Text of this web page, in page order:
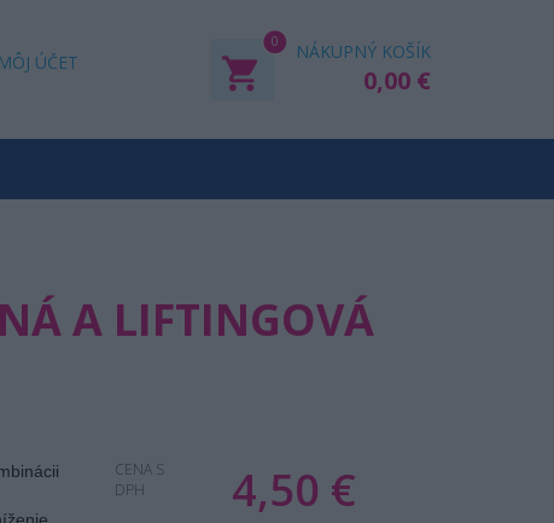
MÔJ ÚČET NÁKUPNÝ KOŠÍK
0,00 €
0
A LIFTINGOVÁ
CENA S
DPH
4,50 €